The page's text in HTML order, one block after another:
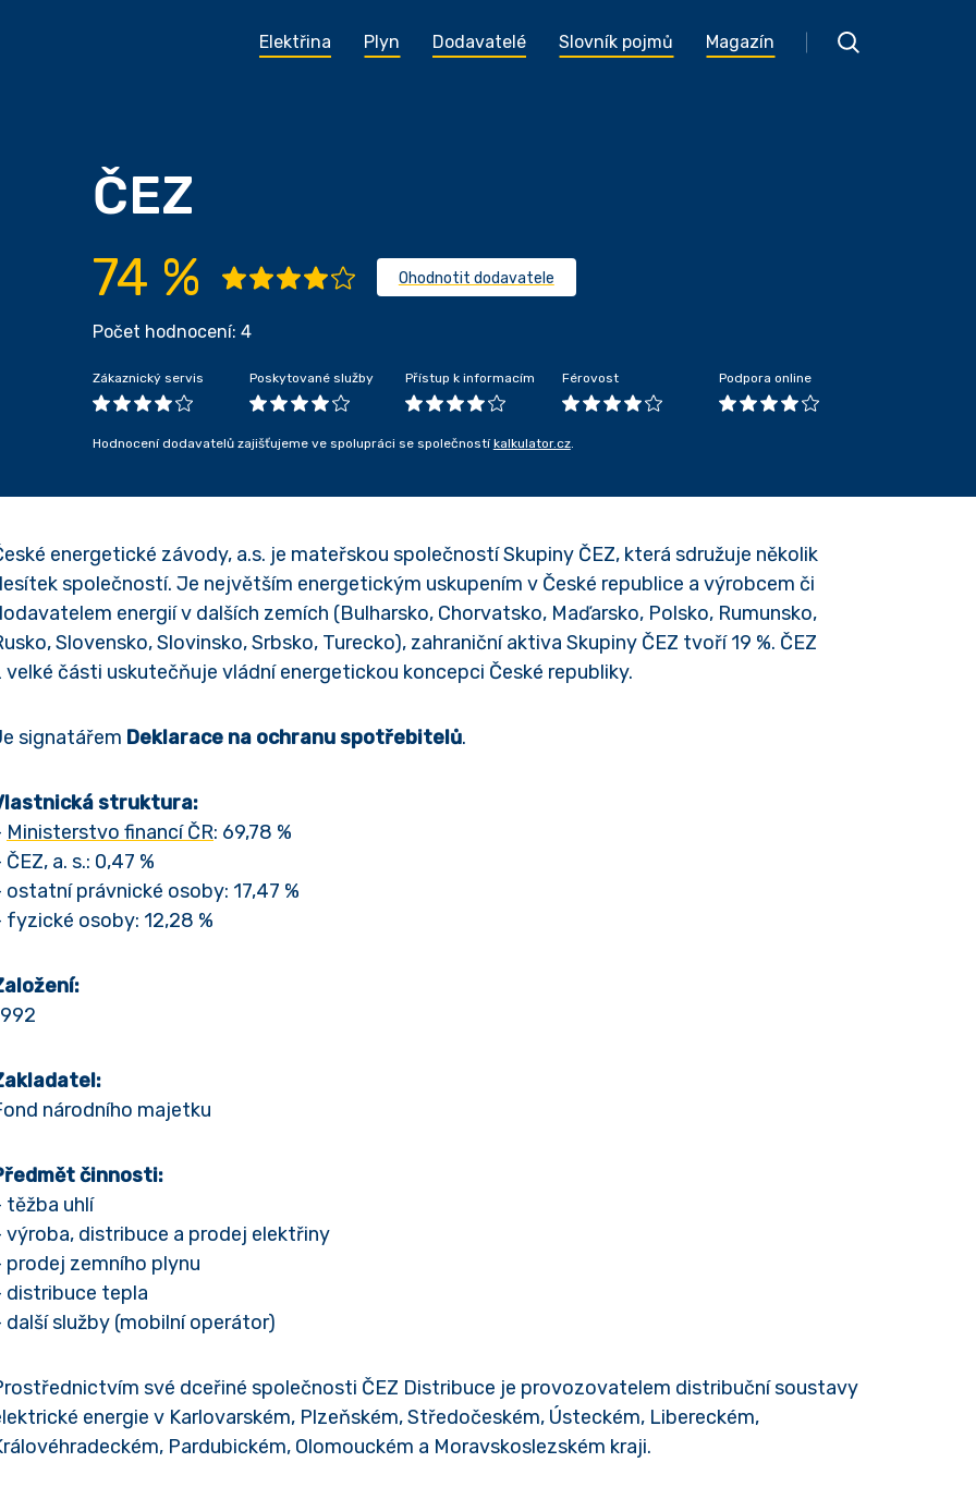
Elektřina Plyn Dodavatelé Slovník pojmů Magazín
ČEZ
74 %
Ohodnotit dodavatele
Počet hodnocení: 4
Zákaznický servis Poskytované služby Přístup k informacím Férovost Podpora online
Hodnocení dodavatelů zajišťujeme ve spolupráci se společnostíkalkulator.cz.
energetické závody, a.s. je mateřskou společností Skupiny ČEZ, která sdružuje několik
společností. Je největším energetickým uskupením v České republice a výrobcem či
energií v dalších zemích (Bulharsko, Chorvatsko, Maďarsko, Polsko, Rumunsko,
Slovensko, Slovinsko, Srbsko, Turecko), zahraniční aktiva Skupiny ČEZ tvoří 19 %. ČEZ
velké části uskutečňuje vládní energetickou koncepci České republiky.
signatářem Deklarace na ochranu spotřebitelů.
struktura:
Ministerstvo financí ČR: 69,78 %
ČEZ, a. s.: 0,47 %
ostatní právnické osoby: 17,47 %
fyzické osoby: 12,28 %
národního majetku
činnosti:
těžba uhlí
výroba, distribuce a prodej elektřiny
prodej zemního plynu
distribuce tepla
další služby (mobilní operátor)
své dceřiné společnosti ČEZ Distribuce je provozovatelem distribuční soustavy
energie v Karlovarském, Plzeňském, Středočeském, Ústeckém, Libereckém,
Pardubickém, Olomouckém a Moravskoslezském kraji.